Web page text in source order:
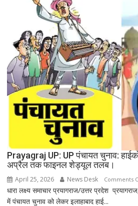
Prayagraj UP: UP पंचायत चुनाव:
अप्रैल तक फाइनल शेड्यूल तलब।
April 25, 2026 News Desk Comments
धारा लक्ष्य समाचार प्रयागराज/उत्तर प्रदेश
में पंचायत चुनाव को लेकर इलाहाबाद हाई...